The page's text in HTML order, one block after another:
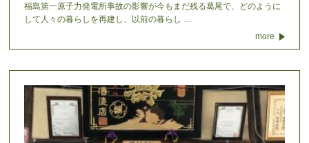
福島第一原子力発電所事故の影響が今もまだ残る葛尾で、どのように
して人々の暮らしを再建し、以前の暮らし …
more